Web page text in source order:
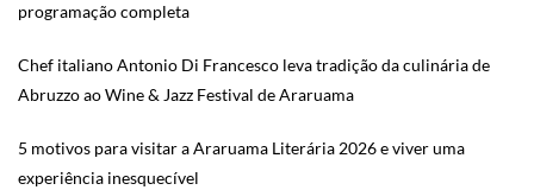
programação completa
Chef italiano Antonio Di Francesco leva tradição da culinária de
Abruzzo ao Wine & Jazz Festival de Araruama
5 motivos para visitar a Araruama Literária 2026 e viver uma
experiência inesquecível